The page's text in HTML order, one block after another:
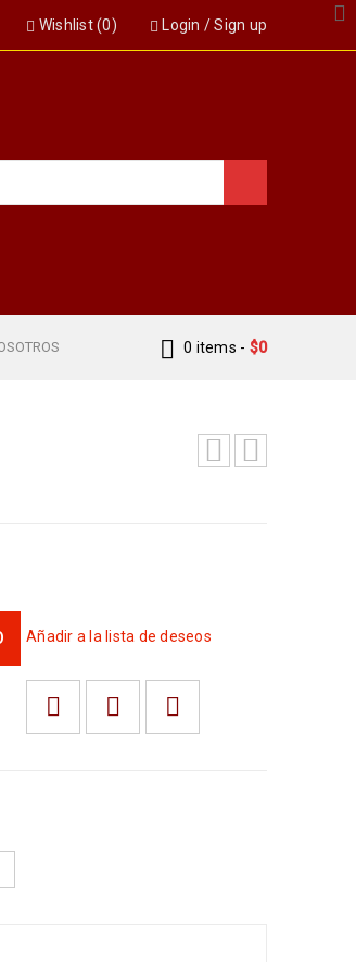
Login /Sign up
Wishlist (0)
0 items - $0
Añadir a la lista de deseos